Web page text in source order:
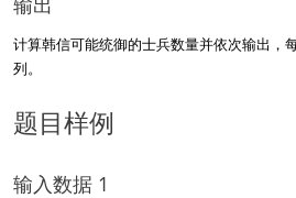
=
n
10
00
）
计算韩信可能统御的士兵数量并依次输出，
列。
题目样例
输入数据 1